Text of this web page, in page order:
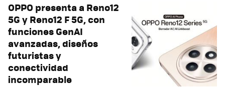
OPPO presenta a Reno12
5G y Reno12 F 5G, con
funciones GenAI
avanzadas, diseños
futuristas y
conectividad
incomparable